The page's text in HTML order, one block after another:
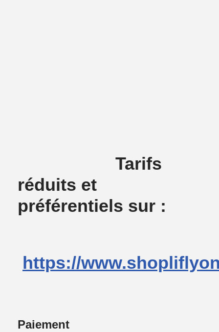
Tarifs
réduits et
préférentiels sur :
https://
Paiement